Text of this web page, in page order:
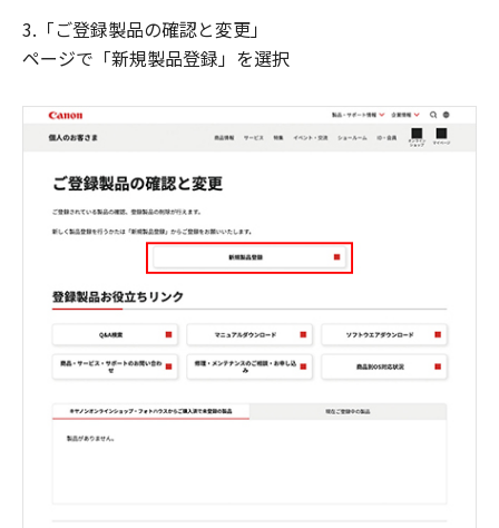
3.「ご登録製品の確認と変更」
ページで「新規製品登録」を選択